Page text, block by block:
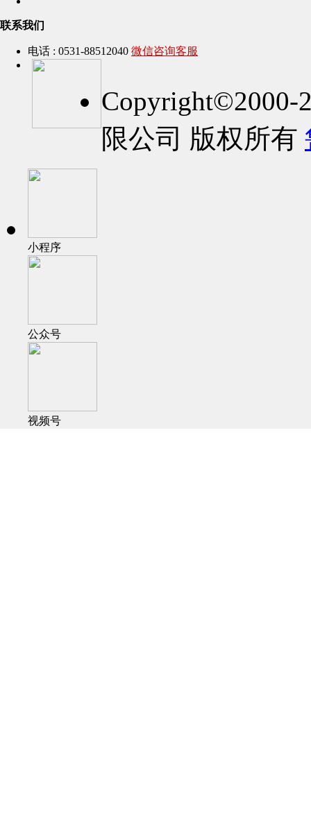
联系我们
电话 : 0531-88512040 微信咨询客服
Copyright©2000-
限公司 版权所有
小程序
公众号
视频号